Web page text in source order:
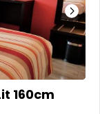
160cm